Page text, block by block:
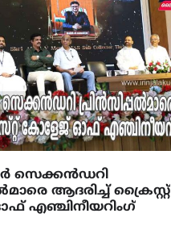
സെക്കൻഡറി
ആദരിച്ച് ക്രൈസ്റ്റ്
എഞ്ചിനീയറിംഗ്